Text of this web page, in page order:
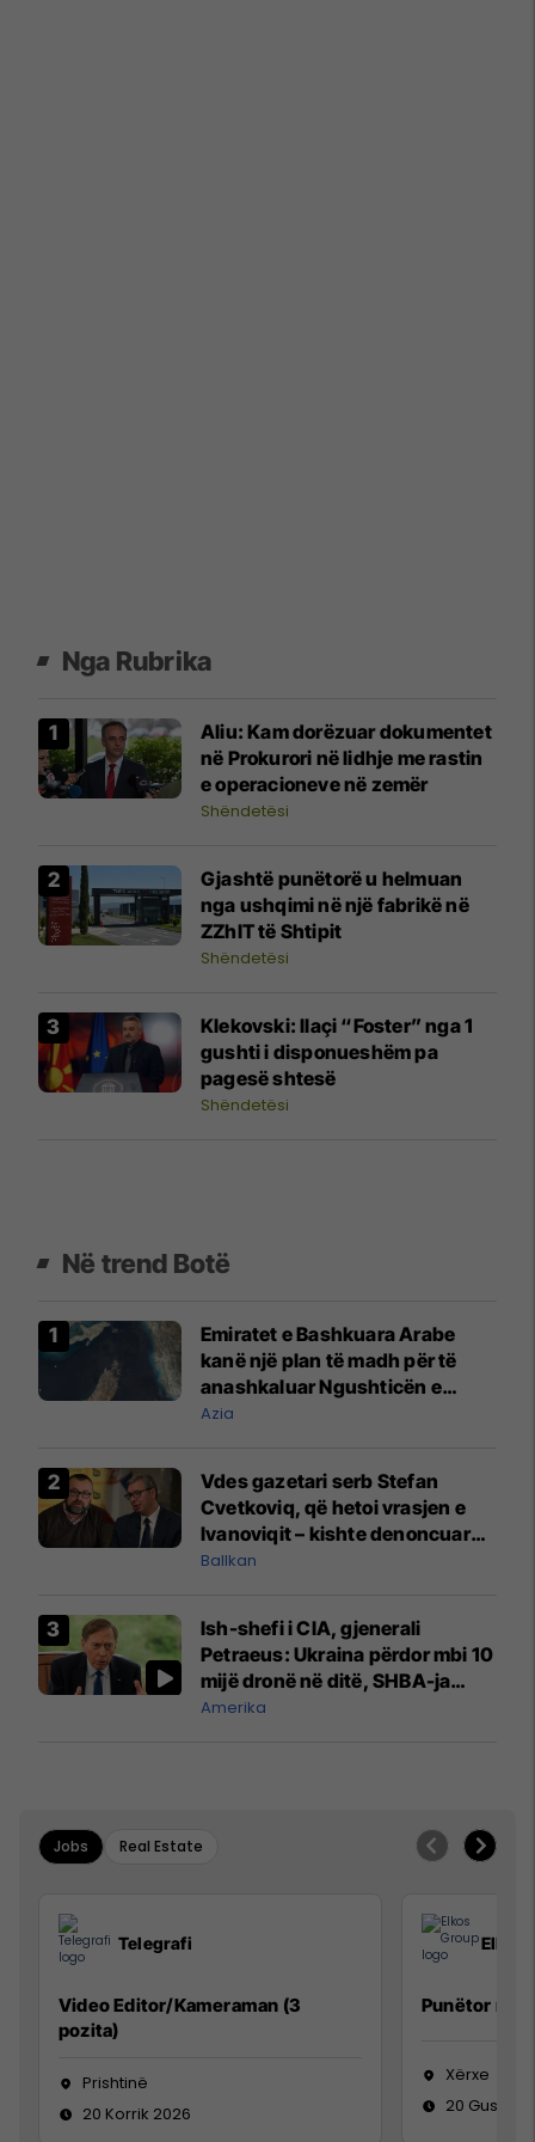
Nga Rubrika
Aliu: Kam dorëzuar dokumentet
në Prokurori në lidhje me rastin
e operacioneve në zemër
Shëndetësi
Gjashtë punëtorë u helmuan
nga ushqimi në një fabrikë në
ZZhIT të Shtipit
Shëndetësi
Klekovski: Ilaçi “Foster” nga 1
gushti i disponueshëm pa
pagesë shtesë
Shëndetësi
Në trend Botë
Emiratet e Bashkuara Arabe
kanë një plan të madh për të
anashkaluar Ngushticën e
Hormuzit
Azia
Vdes gazetari serb Stefan
Cvetkoviq, që hetoi vrasjen e
Ivanoviqit – kishte denoncuar
kërcënime ndaj vëllezërve
Ballkan
Ish-shefi i CIA, gjenerali
Petraeus: Ukraina përdor mbi 10
mijë dronë në ditë, SHBA-ja
mbetet shumë prapa në
Amerika
Jobs Real Estate
Telegrafi
Video Editor/Kameraman (3
pozita)
Prishtinë
20 Korrik 2026
Elkos
Punëtor në
Xërxe
20 Gusht